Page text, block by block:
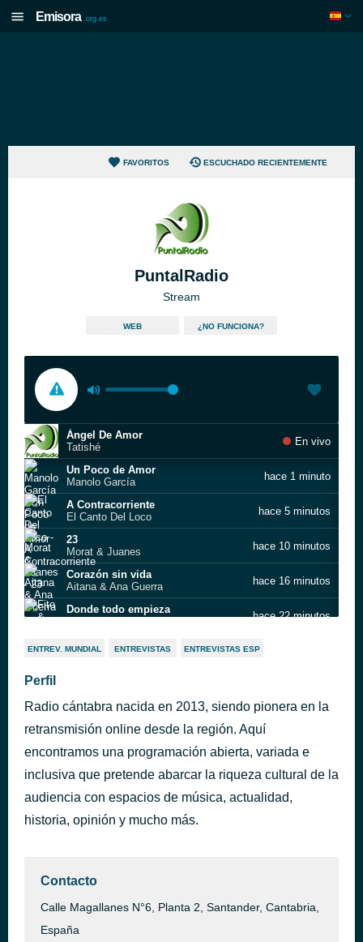
Emisora .org.es
FAVORITOS ESCUCHADO RECIENTEMENTE
PuntalRadio
Stream
WEB ¿NO FUNCIONA?
Ángel De Amor
Tatishé
En vivo
Un Poco de Amor
Manolo García
hace 1 minuto
A Contracorriente
El Canto Del Loco
hace 5 minutos
23
Morat & Juanes
hace 10 minutos
Corazón sin vida
Aitana & Ana Guerra
hace 16 minutos
Donde todo empieza
hace 22 minutos
El Chisme
hace 26 minutos
Me vale madres
El Tri
Temblando
hace 43 minutos
ENTREV. MUNDIAL ENTREVISTAS ENTREVISTAS ESP
Perfil
Radio cántabra nacida en 2013, siendo pionera en la
retransmisión online desde la región. Aquí
encontramos una programación abierta, variada e
inclusiva que pretende abarcar la riqueza cultural de la
audiencia con espacios de música, actualidad,
historia, opinión y mucho más.
Contacto
Calle Magallanes N°6, Planta 2, Santander, Cantabria,
España